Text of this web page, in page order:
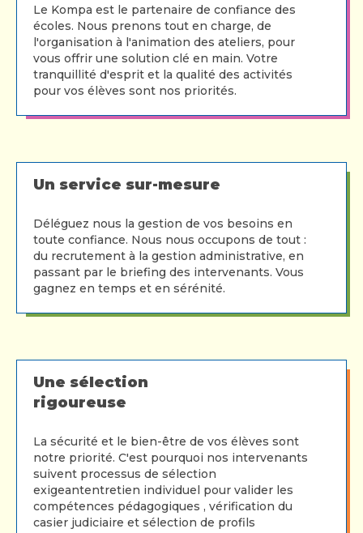
Le Kompa est le partenaire de confiance des
écoles. Nous prenons tout en charge, de
l'organisation à l'animation des ateliers, pour
vous offrir une solution clé en main. Votre
tranquillité d'esprit et la qualité des activités
pour vos élèves sont nos priorités.
Un service sur-mesure
Déléguez nous la gestion de vos besoins en
toute confiance. Nous nous occupons de tout :
du recrutement à la gestion administrative, en
passant par le briefing des intervenants. Vous
gagnez en temps et en sérénité.
Une sélection
rigoureuse
La sécurité et le bien-être de vos élèves sont
notre priorité. C'est pourquoi nos intervenants
suivent processus de sélection
exigeantentretien individuel pour valider les
compétences pédagogiques , vérification du
casier judiciaire et sélection de profils